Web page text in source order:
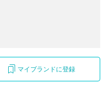
マイブランドに登録